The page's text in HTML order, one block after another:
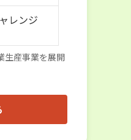
レンジ
生産事業を展開